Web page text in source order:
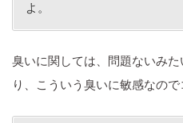
よ。
臭いに関しては、問題ないみ
り、こういう臭いに敏感なので